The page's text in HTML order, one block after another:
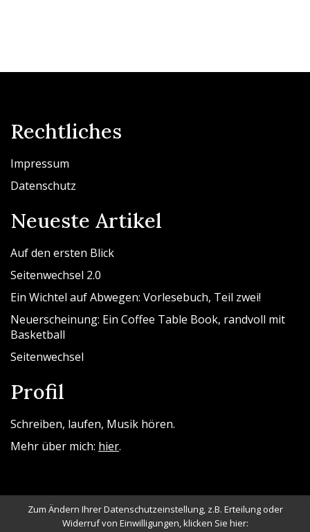
Rechtliches
Impressum
Datenschutz
Neueste Artikel
Auf den ersten Blick
Seitenwechsel 2.0
Ein Wichtel auf Abwegen: Vorlesebuch, Teil zwei!
Neuerscheinung: Ein Coffee Table Book, randvoll mit
Basketball
Seitenwechsel
Profil
Schreiben, laufen, Musik hören.
Mehr über mich: hier.
Zum Ändern Ihrer Datenschutzeinstellung, z.B. Erteilung oder
Widerruf von Einwilligungen, klicken Sie hier: